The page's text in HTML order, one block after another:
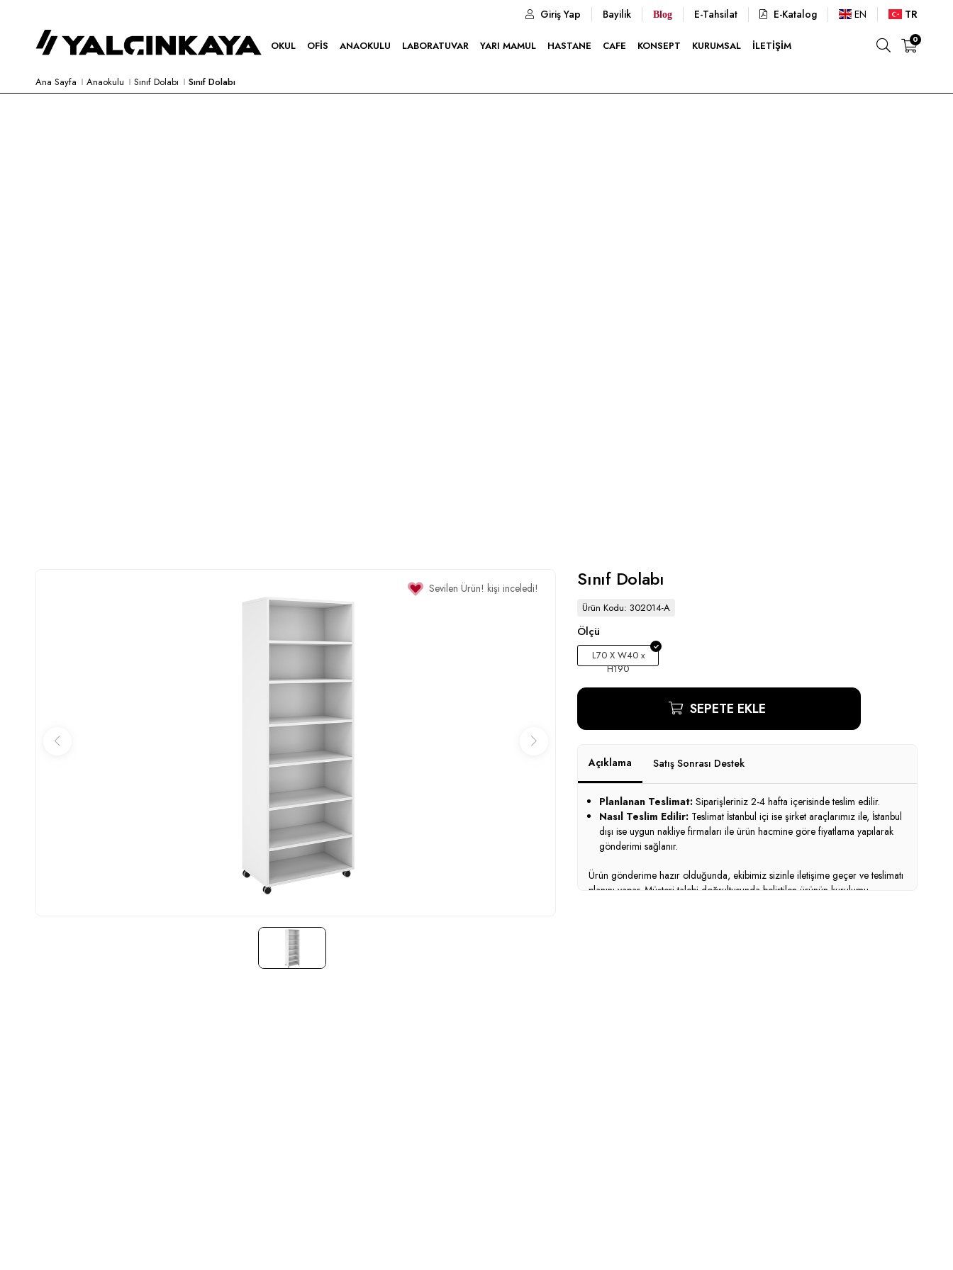
Giriş Yap Bayilik Blog E-Tahsilat E-Katalog EN TR
OKUL OFIS ANAOKULU LABORATUVAR YARI MAMUL HASTANE CAFE KONSEPT KURUMSAL İLETIŞIM 0
Ana Sayfa Anaokulu Sınıf Dolabı Sınıf Dolabı
Sevilen Ürün!kişi inceledi! Sınıf Dolabı
Ürün Kodu: 302014-A
Ölçü
L70 X W40 x
H190
SEPETE EKLE
Açıklama Satış Sonrası Destek
Planlanan Teslimat: Siparişleriniz 2-4 hafta içerisinde teslim edilir.
Nasıl Teslim Edilir: Teslimat İstanbul içi ise şirket araçlarımız ile, İstanbul
dışı ise uygun nakliye firmaları ile ürün hacmine göre fiyatlama yapılarak
gönderimi sağlanır.
Ürün gönderime hazır olduğunda, ekibimiz sizinle iletişime geçer ve teslimatı
planını yapar. Müşteri talebi doğrultusunda belirtilen ürünün kurulumu